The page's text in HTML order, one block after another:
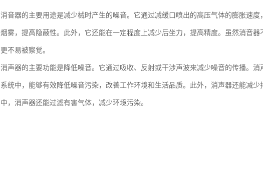
消音器的主要用途是减少械时产生的噪音。它通过减缓口喷出的高压气体的膨胀速
烟雾，提高隐蔽性。此外，它还能在一定程度上减少后坐力，提高精度。虽然消音
更不易被察觉。
消声器的主要功能是降低噪音。它通过吸收、反射或干涉声波来减少噪音的传播。
系统中，能够有效降低噪音污染，改善工作环境和生活品质。此外，消声器还能减
中，消声器还能过滤有害气体，减少环境污染。